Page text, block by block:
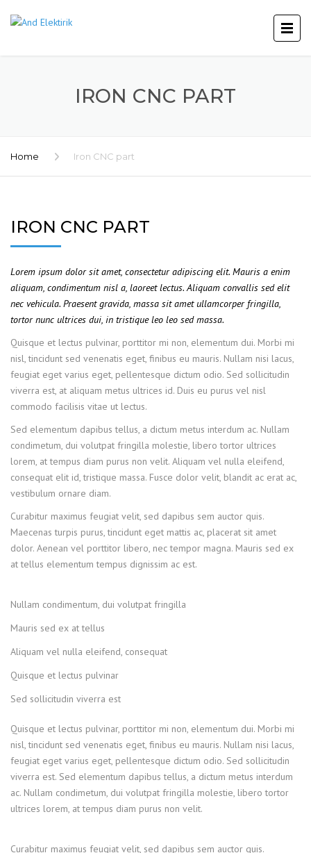
IRON CNC PART
Home Iron CNC part
IRON CNC PART
Lorem ipsum dolor sit amet, consectetur adipiscing elit. Mauris a enim
aliquam, condimentum nisl a, laoreet lectus. Aliquam convallis sed elit
nec vehicula. Praesent gravida, massa sit amet ullamcorper fringilla,
tortor nunc ultrices dui, in tristique leo leo sed massa.
Quisque et lectus pulvinar, porttitor mi non, elementum dui. Morbi mi
nisl, tincidunt sed venenatis eget, finibus eu mauris. Nullam nisi lacus,
feugiat eget varius eget, pellentesque dictum odio. Sed sollicitudin
viverra est, at aliquam metus ultrices id. Duis eu purus vel nisl
commodo facilisis vitae ut lectus.
Sed elementum dapibus tellus, a dictum metus interdum ac. Nullam
condimetum, dui volutpat fringilla molestie, libero tortor ultrices
lorem, at tempus diam purus non velit. Aliquam vel nulla eleifend,
consequat elit id, tristique massa. Fusce dolor velit, blandit ac erat ac,
vestibulum ornare diam.
Curabitur maximus feugiat velit, sed dapibus sem auctor quis.
Maecenas turpis purus, tincidunt eget mattis ac, placerat sit amet
dolor. Aenean vel porttitor libero, nec tempor magna. Mauris sed ex
at tellus elementum tempus dignissim ac est.
Nullam condimentum, dui volutpat fringilla
Mauris sed ex at tellus
Aliquam vel nulla eleifend, consequat
Quisque et lectus pulvinar
Sed sollicitudin viverra est
Quisque et lectus pulvinar, porttitor mi non, elementum dui. Morbi mi
nisl, tincidunt sed venenatis eget, finibus eu mauris. Nullam nisi lacus,
feugiat eget varius eget, pellentesque dictum odio. Sed sollicitudin
viverra est. Sed elementum dapibus tellus, a dictum metus interdum
ac. Nullam condimetum, dui volutpat fringilla molestie, libero tortor
ultrices lorem, at tempus diam purus non velit.
Curabitur maximus feugiat velit, sed dapibus sem auctor quis.